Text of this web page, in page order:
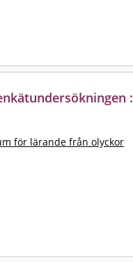
:
för lärande från olyckor